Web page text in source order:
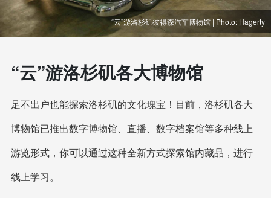
“云”游洛杉矶彼得森汽车博物馆 | Photo: Hagerty
“云”游洛杉矶各大博物馆
足不出户也能探索洛杉矶的文化瑰宝！目前，洛杉矶各大
博物馆已推出数字博物馆、直播、数字档案馆等多种线上
游览形式，你可以通过这种全新方式探索馆内藏品，进行
线上学习。